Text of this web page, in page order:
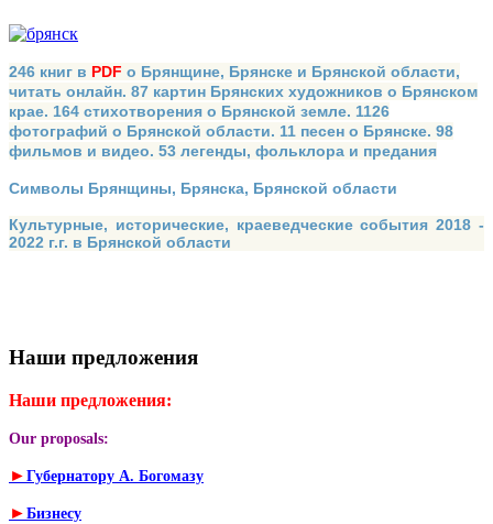
246 книг в PDF о Брянщине, Брянске и Брянской области,
читать онлайн. 87 картин Брянских художников о Брянском
крае. 164 стихотворения о Брянской земле. 1126
фотографий о Брянской области. 11 песен о Брянске. 98
фильмов и видео. 53 легенды, фольклора и предания
Символы Брянщины, Брянска, Брянской области
Культурные, исторические, краеведческие события 2018 -
2022 г.г. в Брянской области
Наши предложения
Наши предложения:
Our proposals:
► Губернатору А. Богомазу
► Бизнесу